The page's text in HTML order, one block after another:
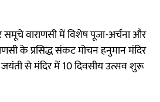
वाराणसी में विशेष पूजा-अर्चना और
के प्रसिद्ध संकट मोचन हनुमान मंदिर
से मंदिर में 10 दिवसीय उत्सव शुरू